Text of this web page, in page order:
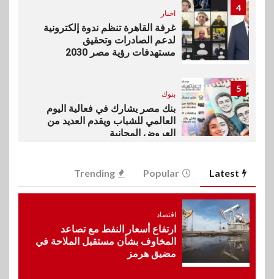
4
اخبار
غرفة القاهرة تنظم ندوة إلكترونية
لدعم الصادرات وتحقيق
مستهدفات رؤية مصر 2030
5
بنوك
بنك مصر يشارك في فعالية اليوم
العالمي للشباب ويقدم العديد من
العروض المجانية
6
بنوك
بنك QNB مصر يعزز جاهزية
للنمو والتوسع
اخبار
Latest
Popular
Trending
اقتصاد
ارتفاع أسعار النفط مع تصاعد
المخاوف بشأن مستقبل الملاحة في
مضيق هرمز